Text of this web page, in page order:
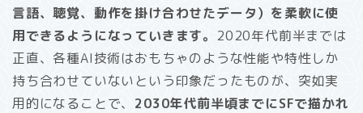
言語、聴覚、動作を掛け合わせたデータ）を柔軟に使
用できるようになっていきます。 2020年代前半までは
正直、各種AI技術はおもちゃのような性能や特性しか
持ち合わせていないという印象だったものが、突如実
用的になることで、 2030年代前半頃までにSFで描かれ